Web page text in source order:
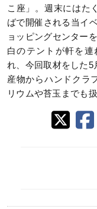
こ座」。週末にはた
ばで開催される当イ
ョッピングセンター
白のテントが軒を
れ、今回取材をした5
産物からハンドクラ
リウムや苔玉までも